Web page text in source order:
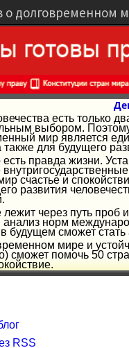
о долговременном
есть только
выбором. Поэтому
мир является
для будущего
правда жизни.
счастье и
развития
лежит через путь
норм
будущем сможет
мире и
сможет помочь 50
RSS